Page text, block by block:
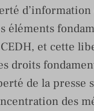
d’information
éléments
et cette
droits
de la presse
des